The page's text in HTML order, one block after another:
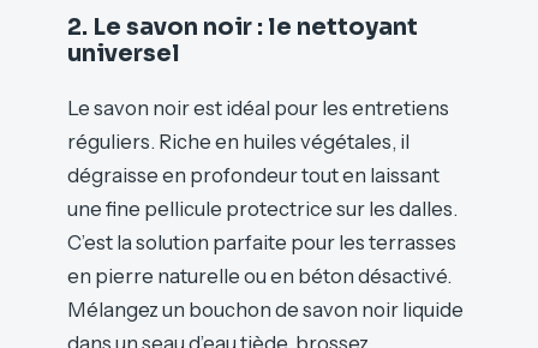
2. Le savon noir : le nettoyant
universel
Le savon noir est idéal pour les entretiens
réguliers. Riche en huiles végétales, il
dégraisse en profondeur tout en laissant
une fine pellicule protectrice sur les dalles.
C’est la solution parfaite pour les terrasses
en pierre naturelle ou en béton désactivé.
Mélangez un bouchon de savon noir liquide